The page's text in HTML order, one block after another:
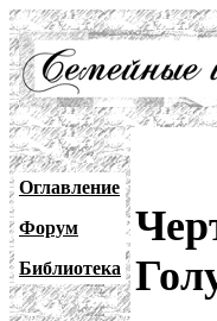
Оглавление
Форум
Библиотека